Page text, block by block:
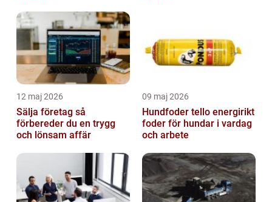
12 maj 2026
Sälja företag så
förbereder du en trygg
och lönsam affär
09 maj 2026
Hundfoder tello energirikt
foder för hundar i vardag
och arbete